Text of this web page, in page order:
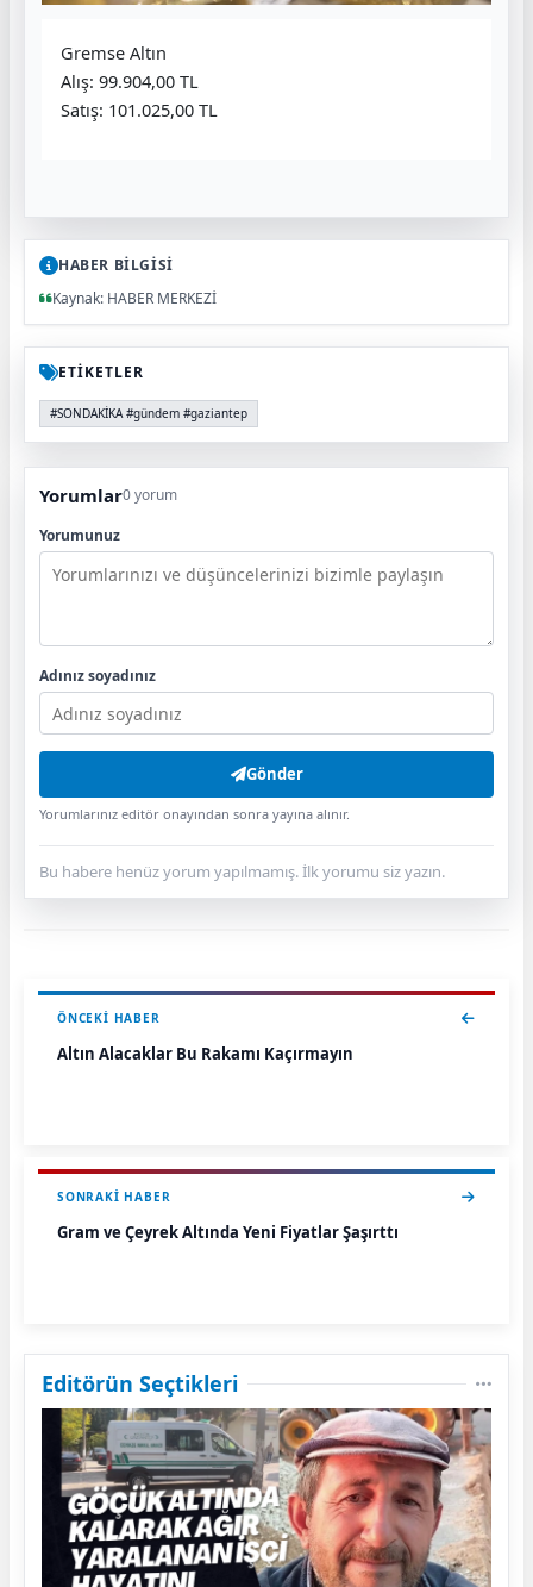
Gremse Altın
Alış: 99.904,00 TL
Satış: 101.025,00 TL
HABER BİLGİSİ
Kaynak: HABER MERKEZİ
ETİKETLER
#SONDAKİKA #gündem #gaziantep
Yorumlar0 yorum
Yorumunuz
Adınız soyadınız
Gönder
Yorumlarınız editör onayından sonra yayına alınır.
Bu habere henüz yorum yapılmamış. İlk yorumu siz yazın.
ÖNCEKI HABER
Altın Alacaklar Bu Rakamı Kaçırmayın
SONRAKI HABER
Gram ve Çeyrek Altında Yeni Fiyatlar Şaşırttı
Editörün Seçtikleri